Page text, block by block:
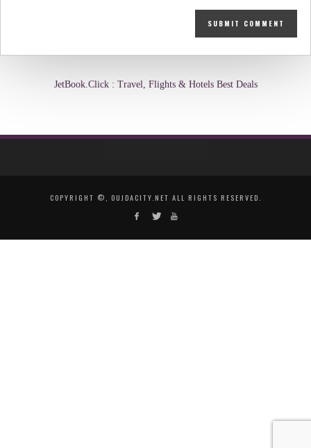
JetBook.Click : Travel, Flights & Hotels Best Deals
COPYRIGHT ©, OUJDACITY.NET ALL RIGHTS RESERVED.